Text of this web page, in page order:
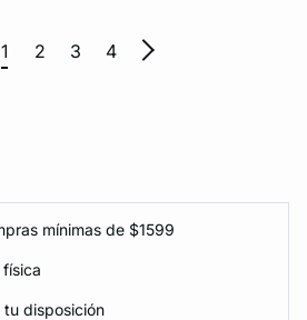
1 2 3 4
mínimas de $1599
tu disposición